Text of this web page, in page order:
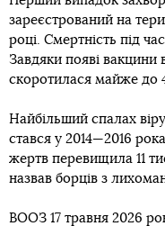
зареєстрований на
році. Смертність під
Завдяки появі
скоротилася майже до
Найбільший спалах
стався у 2014—2016
жертв перевищила 11
назвав борців з
ВООЗ 17 травня 2026